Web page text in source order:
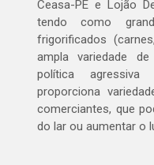
Ceasa-PE e Lojão
tendo como
frigorificados
ampla variedade
política
proporciona
comerciantes, que
do lar ou aumentar o